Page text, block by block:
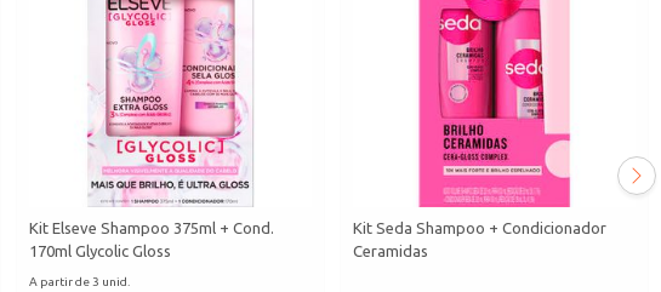
Kit Elseve Shampoo 375ml + Cond.
170ml Glycolic Gloss
A partir de 3 unid.
Kit Seda Shampoo + Condicionador
Ceramidas